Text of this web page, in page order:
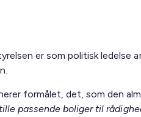
er som politisk ledelse
formålet, det, som den
passende boliger til